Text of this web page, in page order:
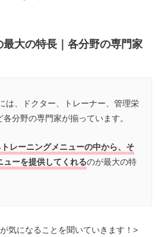
大の特長｜各分野の専門家
は、ドクター、トレーナー、管理栄
分野の専門家が揃っています。
レーニングメニューの中から、そ
ューを提供してくれるのが最大の特
気になることを聞いていきます！>